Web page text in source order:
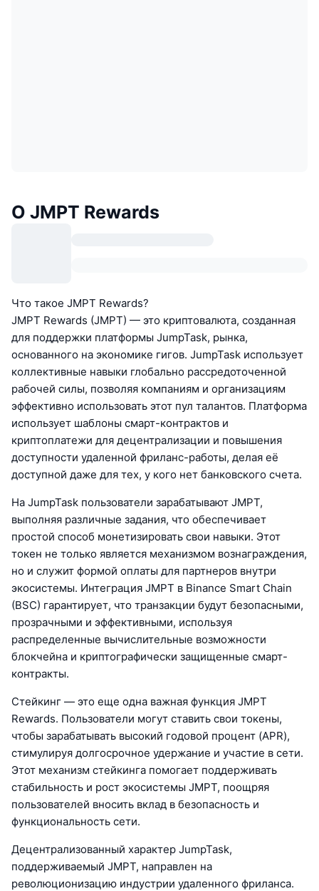
О JMPT Rewards
Что такое JMPT Rewards?
JMPT Rewards (JMPT) — это криптовалюта, созданная
для поддержки платформы JumpTask, рынка,
основанного на экономике гигов. JumpTask использует
коллективные навыки глобально рассредоточенной
рабочей силы, позволяя компаниям и организациям
эффективно использовать этот пул талантов. Платформа
использует шаблоны смарт-контрактов и
криптоплатежи для децентрализации и повышения
доступности удаленной фриланс-работы, делая её
доступной даже для тех, у кого нет банковского счета.
На JumpTask пользователи зарабатывают JMPT,
выполняя различные задания, что обеспечивает
простой способ монетизировать свои навыки. Этот
токен не только является механизмом вознаграждения,
но и служит формой оплаты для партнеров внутри
экосистемы. Интеграция JMPT в Binance Smart Chain
(BSC) гарантирует, что транзакции будут безопасными,
прозрачными и эффективными, используя
распределенные вычислительные возможности
блокчейна и криптографически защищенные смарт-
контракты.
Стейкинг — это еще одна важная функция JMPT
Rewards. Пользователи могут ставить свои токены,
чтобы зарабатывать высокий годовой процент (APR),
стимулируя долгосрочное удержание и участие в сети.
Этот механизм стейкинга помогает поддерживать
стабильность и рост экосистемы JMPT, поощряя
пользователей вносить вклад в безопасность и
функциональность сети.
Децентрализованный характер JumpTask,
поддерживаемый JMPT, направлен на
революционизацию индустрии удаленного фриланса.